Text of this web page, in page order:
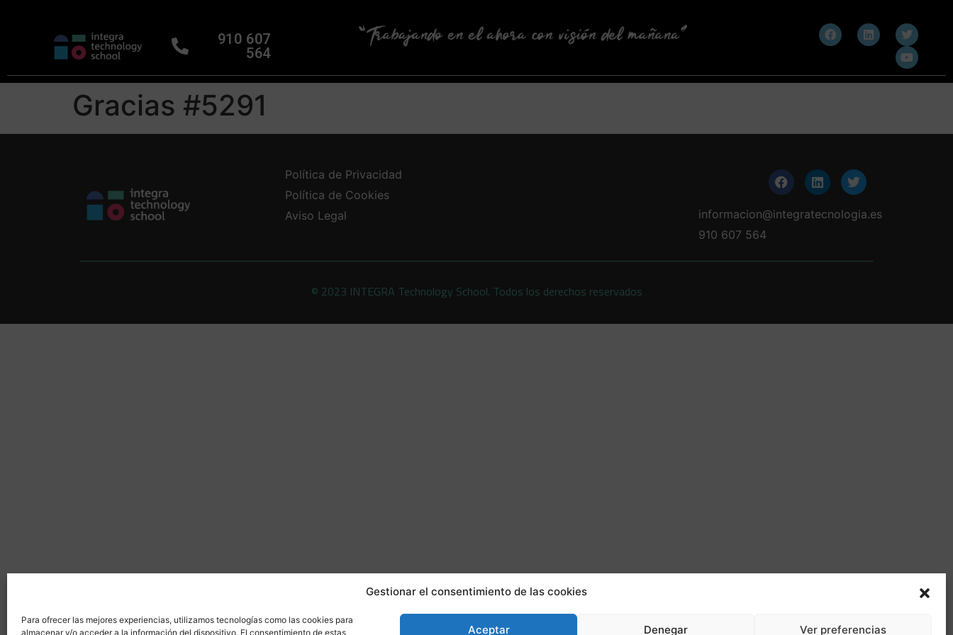
Gestionar el consentimiento de las cookies
Para ofrecer las mejores experiencias, utilizamos tecnologías como las cookies para
almacenar y/o acceder a la información del dispositivo. El consentimiento de estas
Aceptar Denegar Ver preferencias
910 607
564
Gracias #5291
Política de Privacidad
Política de Cookies
Aviso Legal
informacion@integratecnologia.es
910 607 564
© 2023 INTEGRA Technology School. Todos los derechos reservados